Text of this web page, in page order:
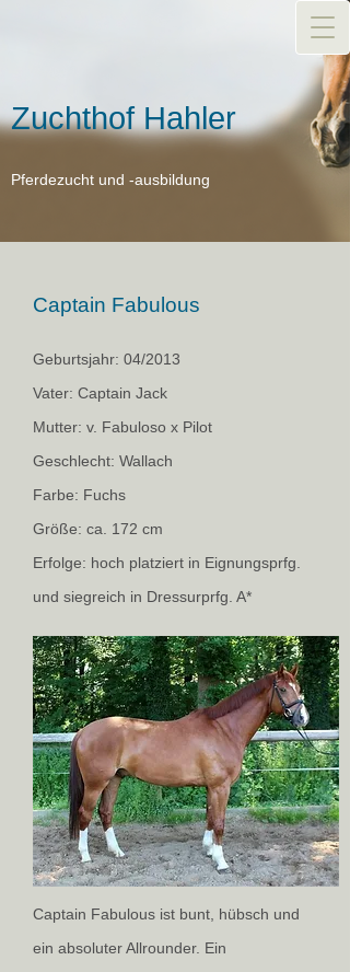
Zuchthof Hahler
Pferdezucht und -ausbildung
Captain Fabulous
Geburtsjahr: 04/2013
Vater: Captain Jack
Mutter: v. Fabuloso x Pilot
Geschlecht: Wallach
Farbe: Fuchs
Größe: ca. 172 cm
Erfolge: hoch platziert in Eignungsprfg.
und siegreich in Dressurprfg. A*
Captain Fabulous ist bunt, hübsch und
ein absoluter Allrounder. Ein